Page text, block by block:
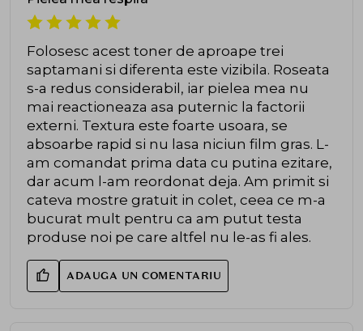
Folosesc acest toner de aproape trei
saptamani si diferenta este vizibila. Roseata
s-a redus considerabil, iar pielea mea nu
mai reactioneaza asa puternic la factorii
externi. Textura este foarte usoara, se
absoarbe rapid si nu lasa niciun film gras. L-
am comandat prima data cu putina ezitare,
dar acum l-am reordonat deja. Am primit si
cateva mostre gratuit in colet, ceea ce m-a
bucurat mult pentru ca am putut testa
produse noi pe care altfel nu le-as fi ales.
ADAUGA UN COMENTARIU